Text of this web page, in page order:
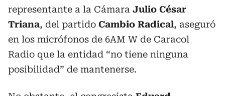
representante a la Cámara Julio César
Triana, del partido Cambio Radical, aseguró
en los micrófonos de 6AM W de Caracol
Radio que la entidad “no tiene ninguna
posibilidad” de mantenerse.